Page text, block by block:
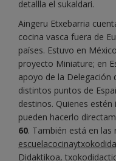
detallla el sukaldari.
Aingeru Etxebarria
cocina vasca fuera de
países. Estuvo en
proyecto Miniature; en
apoyo de la Delegación
distintos puntos de
destinos. Quienes
pueden hacerlo
60. También está en las
Didaktikoa,